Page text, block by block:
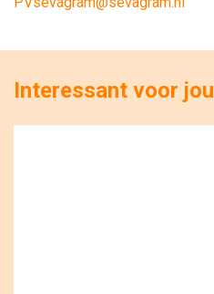
Interessant voor jou